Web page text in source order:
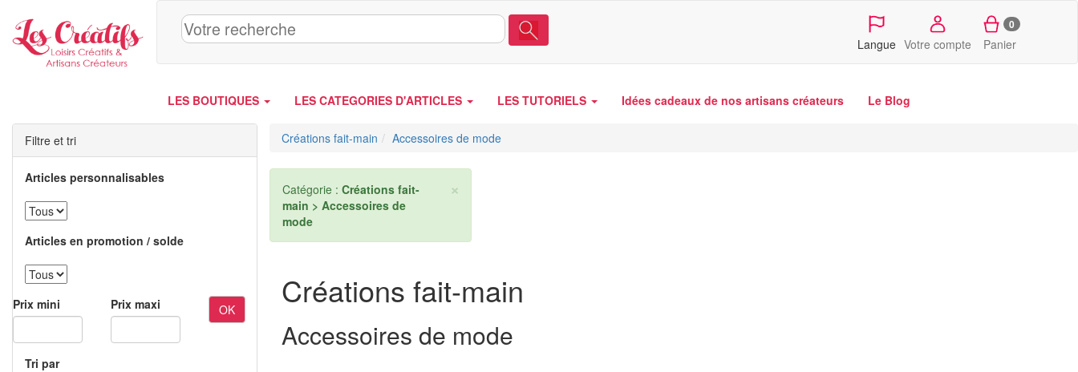
Langue Votre compte
0
Panier
LES BOUTIQUES LES CATEGORIES D'ARTICLES LES TUTORIELS Idées cadeaux de nos artisans créateurs Le Blog
Filtre et tri
Articles personnalisables
Articles en promotion / solde
Prix mini Prix maxi OK
Tri par
Créations fait-main Accessoires de mode
×
Catégorie : Créations fait-
main > Accessoires de
mode
Créations fait-main
Accessoires de mode